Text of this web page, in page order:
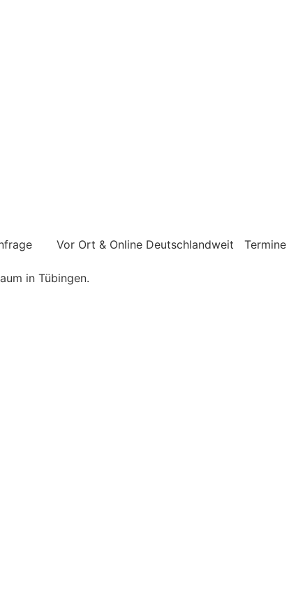
Vor Ort & Online Deutschlandweit
Termine
in Tübingen.